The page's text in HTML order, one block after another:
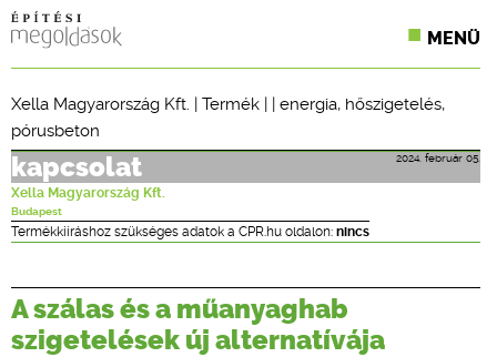
MENÜ
CPR TERMÉKKIÍRÁS
ÉPÍTÉSI JOG
ONLINE KÉPZÉSEK
TERVEZÉSI SEGÉDLETEK
Xella Magyarország Kft. | Termék | | energia, hőszigetelés,
pórusbeton
2024. február 05.
kapcsolat
Xella Magyarország Kft.
Budapest
Termékkiíráshoz szükséges adatok a CPR.hu oldalon: nincs
A szálas és a műanyaghab
szigetelések új alternatívája